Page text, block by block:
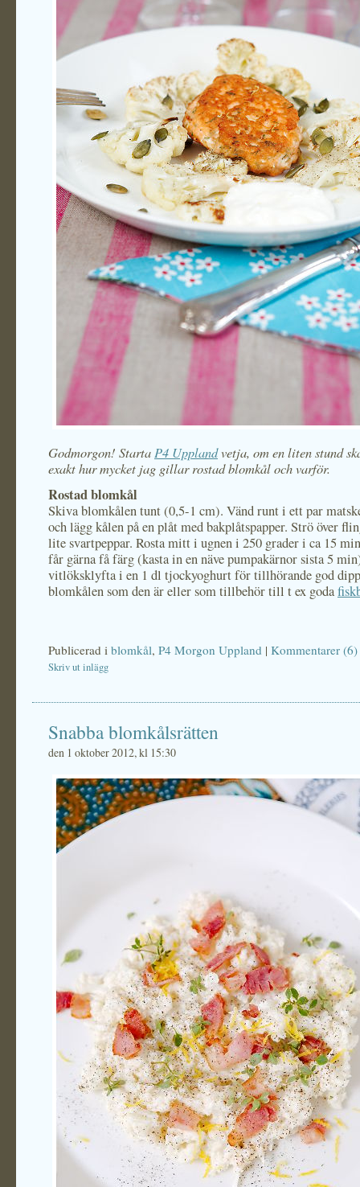
Godmorgon! Starta P4 Upplandvetja, om en liten stund
exakt hur mycket jag gillar rostad blomkål och varför.
Rostad blomkål
Skiva blomkålen tunt (0,5-1 cm). Vänd runt i ett par
och lägg kålen på en plåt med bakplåtspapper. Strö över
lite svartpeppar. Rosta mitt i ugnen i 250 grader i ca 15
får gärna få färg (kasta in en näve pumpakärnor sista 5
vitlöksklyfta i en 1 dl tjockyoghurt för tillhörande god
blomkålen som den är eller som tillbehör till t ex goda
Publicerad i blomkål, P4 Morgon Uppland | Kommentarer (6)
Skriv ut inlägg
Snabba blomkålsrätten
den 1 oktober 2012, kl 15:30